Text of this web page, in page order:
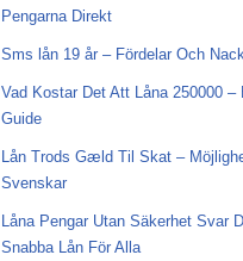
Pengarna Direkt
Sms lån 19 år – Fördelar Och
Vad Kostar Det Att Låna 250000 –
Guide
Lån Trods Gæld Til Skat –
Svenskar
Låna Pengar Utan Säkerhet Svar
Snabba Lån För Alla